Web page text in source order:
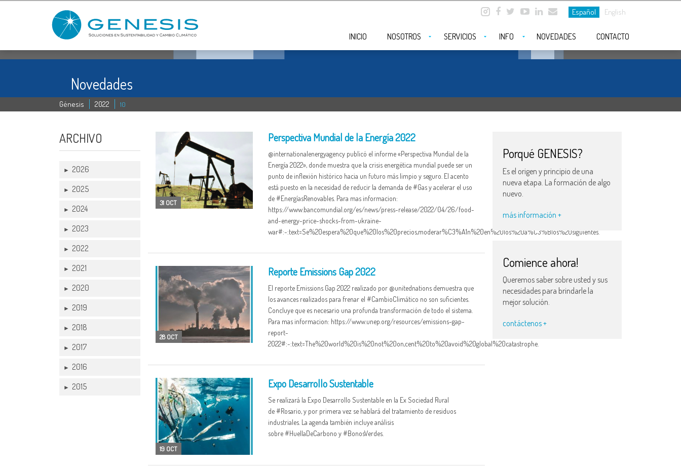
Español English
INICIO NOSOTROS SERVICIOS INFO NOVEDADES CONTACTO
Novedades
Génesis 2022 10
ARCHIVO
► 2026
► 2025
► 2024
► 2023
► 2022
► 2021
► 2020
► 2019
► 2018
► 2017
► 2016
► 2015
31 OCT
Perspectiva Mundial de la Energía 2022
@internationalenergyagency publicó el informe «Perspectiva Mundial de la
Energía 2022», donde muestra que la crisis energética mundial puede ser un
punto de inflexión histórico hacia un futuro más limpio y seguro. El acento
está puesto en la necesidad de reducir la demanda de #Gas y acelerar el uso
de #EnergíasRenovables. Para mas informacion:
https://www.bancomundial.org/es/news/press-release/2022/04/26/food-
and-energy-price-shocks-from-ukraine-
war#:~:text=Se%20espera%20que%20los%20precios,moderar%C3%A1n%20en%20los%20a%C3%B1os%20siguientes.
28 OCT
Reporte Emissions Gap 2022
El reporte Emissions Gap 2022 realizado por @unitednations demuestra que
los avances realizados para frenar el #CambioClimático no son suficientes.
Concluye que es necesario una profunda transformación de todo el sistema.
Para mas informacion: https://www.unep.org/resources/emissions-gap-
report-
2022#:~:text=The%20world%20is%20not%20on,cent%20to%20avoid%20global%20catastrophe.
19 OCT
Expo Desarrollo Sustentable
Se realizará la Expo Desarrollo Sustentable en la Ex Sociedad Rural
de #Rosario, y por primera vez se hablará del tratamiento de residuos
industriales. La agenda también incluye análisis
sobre #HuellaDeCarbono y #BonosVerdes.
Porqué GENESIS?
Es el origen y principio de una
nueva etapa. La formación de algo
nuevo.
más información +
Comience ahora!
Queremos saber sobre usted y sus
necesidades para brindarle la
mejor solución.
contáctenos +